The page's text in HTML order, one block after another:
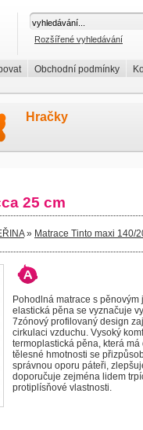
Rozšířené vyhledávání
Obchodní podmínky
Hračky
25 cm
» Matrace Tinto maxi 140/
Pohodlná matrace s pěnovým
elastická pěna se vyznačuje
7zónový profilovaný design
cirkulaci vzduchu. Vysoký
termoplastická pěna, která
tělesné hmotnosti se
správnou oporu páteři,
doporučuje zejména lidem
protiplísňové vlastnosti.